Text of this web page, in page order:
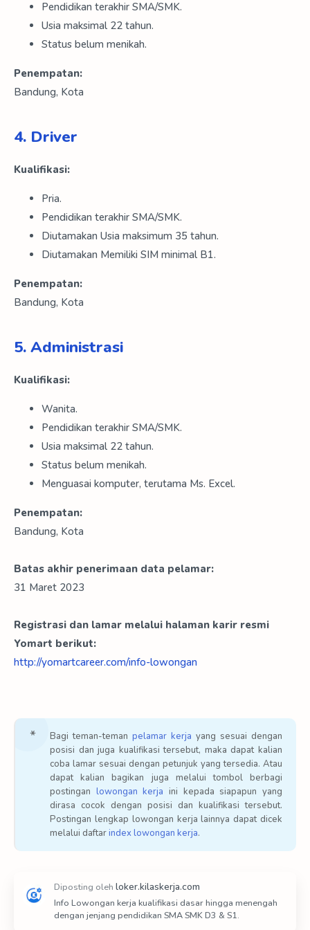
Pendidikan terakhir SMA/SMK.
Usia maksimal 22 tahun.
Status belum menikah.
Penempatan:
Bandung, Kota
4. Driver
Kualifikasi:
Pria.
Pendidikan terakhir SMA/SMK.
Diutamakan Usia maksimum 35 tahun.
Diutamakan Memiliki SIM minimal B1.
Penempatan:
Bandung, Kota
5. Administrasi
Kualifikasi:
Wanita.
Pendidikan terakhir SMA/SMK.
Usia maksimal 22 tahun.
Status belum menikah.
Menguasai komputer, terutama Ms. Excel.
Penempatan:
Bandung, Kota
Batas akhir penerimaan data pelamar:
31 Maret 2023
Registrasi dan lamar melalui halaman karir resmi
Yomart berikut:
http://yomartcareer.com/info-lowongan
Bagi teman-teman pelamar kerja yang sesuai dengan
posisi dan juga kualifikasi tersebut, maka dapat kalian
coba lamar sesuai dengan petunjuk yang tersedia. Atau
dapat kalian bagikan juga melalui tombol berbagi
postingan lowongan kerja ini kepada siapapun yang
dirasa cocok dengan posisi dan kualifikasi tersebut.
Postingan lengkap lowongan kerja lainnya dapat dicek
melalui daftarindex lowongan kerja.
Info Lowongan kerja kualifikasi dasar hingga menengah
dengan jenjang pendidikan SMA SMK D3 & S1.